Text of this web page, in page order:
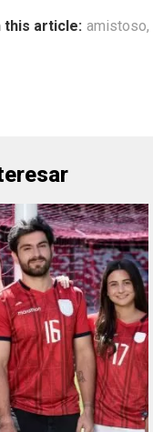
this article: amistoso,